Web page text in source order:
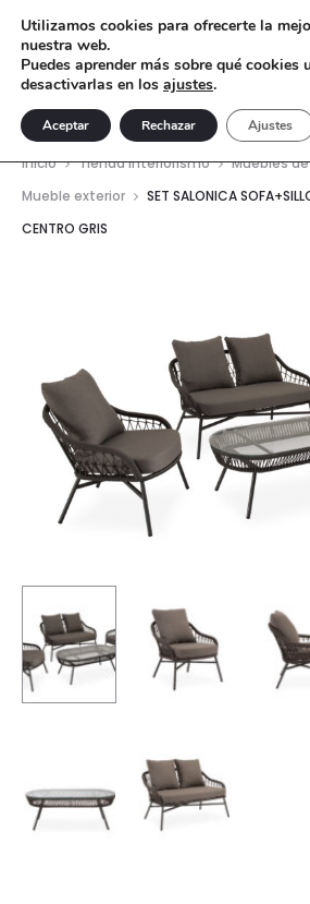
Inicio Tienda interiorismo
Muebles
Mueble exterior
SET SALONICA
CENTRO GRIS
Utilizamos cookies para ofrecerte la
nuestra web.
Puedes aprender más sobre qué cookies
desactivarlas en los ajustes.
Aceptar Rechazar Ajustes